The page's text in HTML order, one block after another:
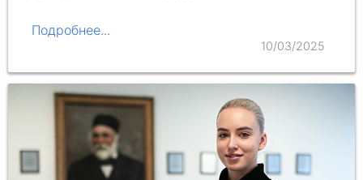
Подробнее...
10/03/2025